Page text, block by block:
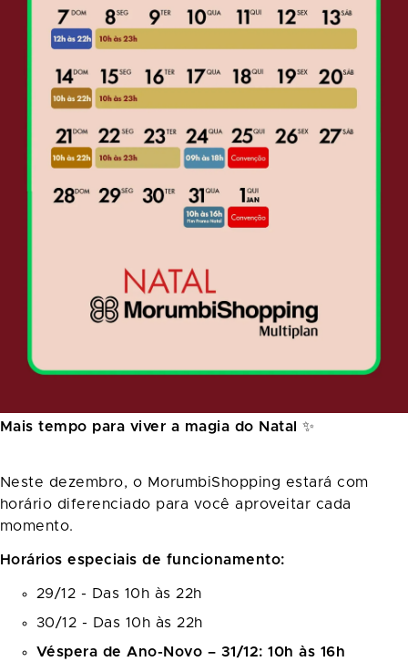
Mais tempo para viver a magia do Natal ✨
Neste dezembro, o MorumbiShopping estará com
horário diferenciado para você aproveitar cada
momento.
Horários especiais de funcionamento:
29/12 - Das 10h às 22h
30/12 - Das 10h às 22h
Véspera de Ano-Novo – 31/12: 10h às 16h